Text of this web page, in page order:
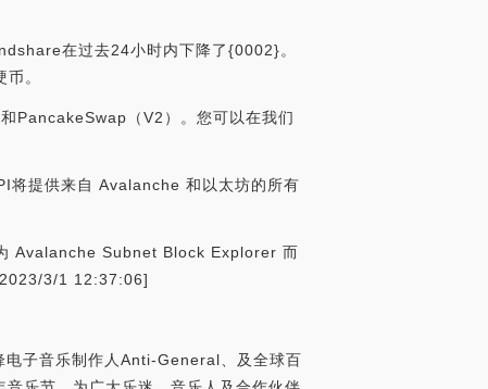
在过去24小时内下降了{0002}。
。
PancakeSwap（V2）。您可以在我们
提供来自 Avalanche 和以太坊的所有
Avalanche Subnet Block Explorer 而
3/1 12:37:06]
子音乐制作人Anti-General、及全球百